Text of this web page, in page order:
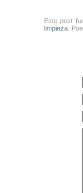
Este post
limpieza.